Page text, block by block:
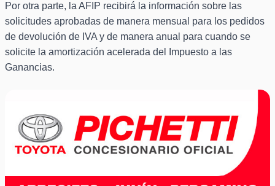
Por otra parte, la AFIP recibirá la información sobre las
solicitudes aprobadas de manera mensual para los pedidos
de devolución de IVA y de manera anual para cuando se
solicite la amortización acelerada del Impuesto a las
Ganancias.